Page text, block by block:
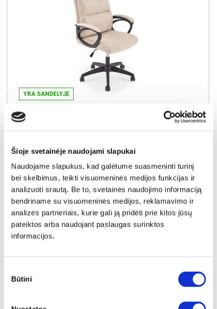
Šioje svetainėje naudojami slapukai
Naudojame slapukus, kad galėtume suasmeninti turinį
bei skelbimus, teikti visuomeninės medijos funkcijas ir
analizuoti srautą. Be to, svetainės naudojimo informaciją
bendriname su visuomeninės medijos, reklamavimo ir
analizės partneriais, kurie gali ją pridėti prie kitos jūsų
pateiktos arba naudojant paslaugas surinktos
informacijos.
pasirinkimas
Būtini
YRA SANDĖLYJE
SAILOR biuro kėdė (Rusvas)
Kaina:
79€
Į krepšelį